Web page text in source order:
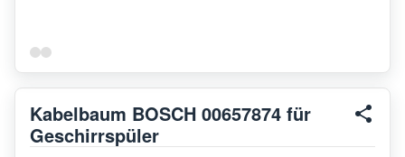
Kabelbaum BOSCH 00657874 für
Geschirrspüler